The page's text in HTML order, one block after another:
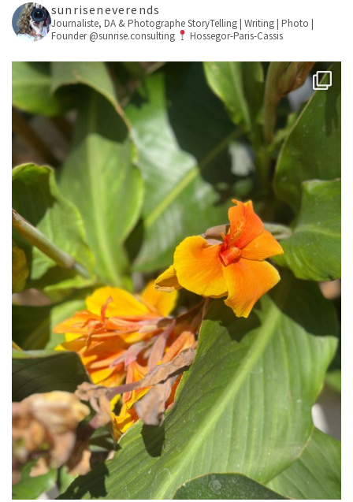
sunriseneverends
Journaliste, DA & PhotographeStoryTelling | Writing | Photo |
Founder @sunrise.consulting
Hossegor-Paris-Cassis